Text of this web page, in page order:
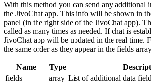
With this method you can send any additional
the JivoChat app. This info will be shown in
panel (in the right side of the JivoChat app).
called as many times as needed. If chat is
JivoChat app will be updated in the real time.
the same order as they appear in the fields
Name Type
fields
array List of additional data